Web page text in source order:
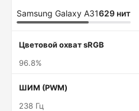
Samsung Galaxy A31629 нит
Цветовой охват sRGB
96.8%
ШИМ (PWM)
238 Гц